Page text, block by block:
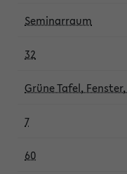
Seminarraum
32
Grüne Tafel,
7
60